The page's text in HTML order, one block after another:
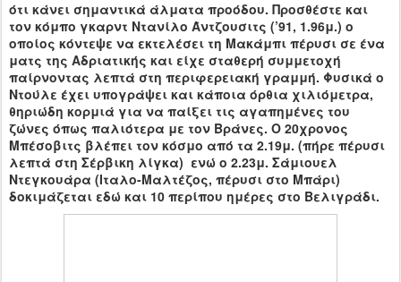
ότι κάνει σημαντικά άλματα προόδου. Προσθέστε και
τον κόμπο γκαρντ Ντανίλο Άντζουσιτς (’91, 1.96μ.) ο
οποίος κόντεψε να εκτελέσει τη Μακάμπι πέρυσι σε ένα
ματς της Αδριατικής και είχε σταθερή συμμετοχή
παίρνοντας λεπτά στη περιφερειακή γραμμή. Φυσικά ο
Ντούλε έχει υπογράψει και κάποια όρθια χιλιόμετρα,
θηριώδη κορμιά για να παίξει τις αγαπημένες του
ζώνες όπως παλιότερα με τον Βράνες. Ο 20χρονος
Μπέσοβιτς βλέπει τον κόσμο από τα 2.19μ. (πήρε πέρυσι
λεπτά στη Σέρβικη λίγκα) ενώ ο 2.23μ. Σάμιουελ
Ντεγκουάρα (Ιταλο-Μαλτέζος, πέρυσι στο Μπάρι)
δοκιμάζεται εδώ και 10 περίπου ημέρες στο Βελιγράδι.